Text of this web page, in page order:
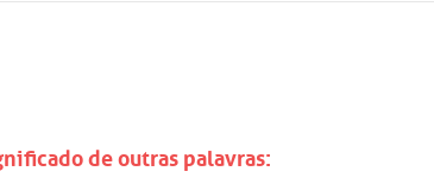
de outras palavras: